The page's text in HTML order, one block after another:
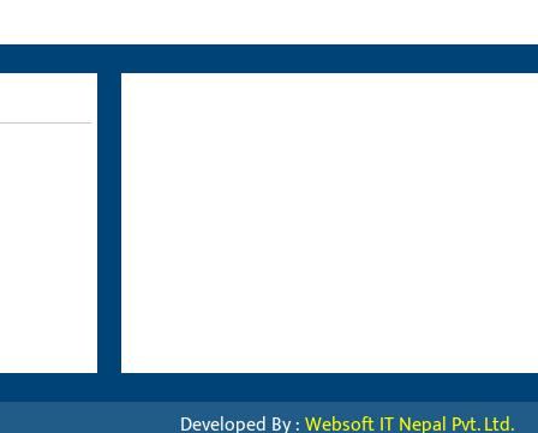
Developed By :Websoft IT Nepal Pvt. Ltd.